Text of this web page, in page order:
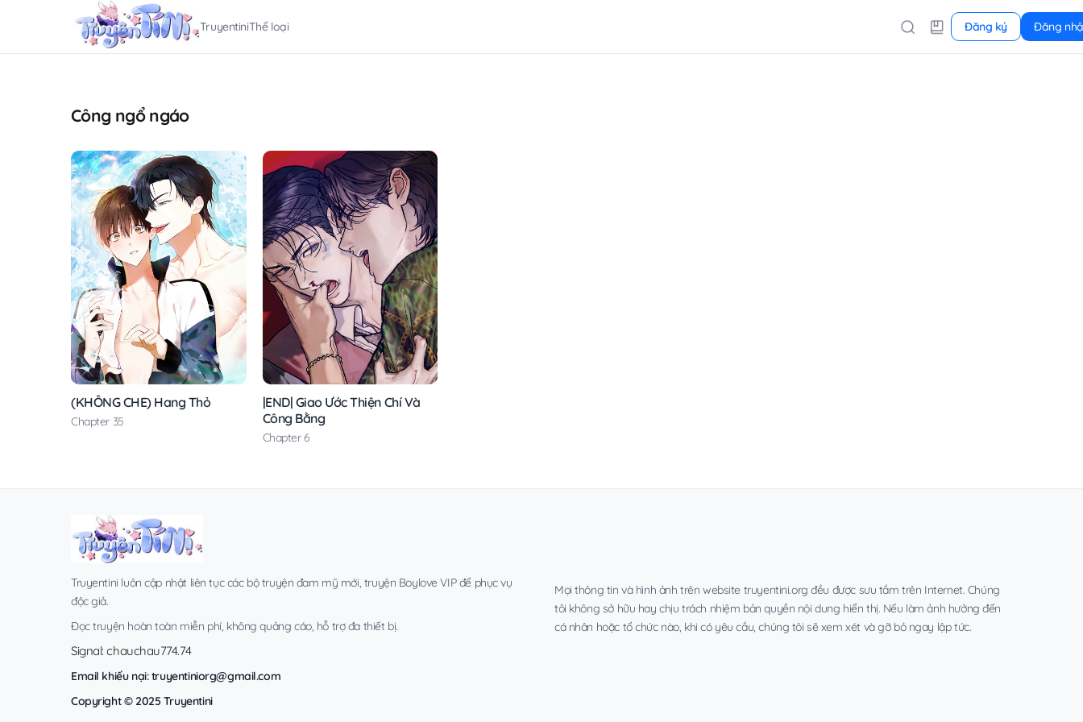
TruyentiniThể loại Đăng ký Đăng
Công ngổ ngáo
(KHÔNG CHE) Hang Thỏ
Chapter 35
|END| Giao Ước Thiện Chí Và
Công Bằng
Chapter 6
Truyentini luôn cập nhật liên tục các bộ truyện đam mỹ mới, truyện Boylove VIP để phục vụ
độc giả.
Đọc truyện hoàn toàn miễn phí, không quảng cáo, hỗ trợ đa thiết bị.
Signal: chauchau774.74
Email khiếu nại:truyentiniorg@gmail.com
Copyright © 2025 Truyentini
Mọi thông tin và hình ảnh trên website truyentini.org đều được sưu tầm trên Internet. Chúng
tôi không sở hữu hay chịu trách nhiệm bản quyền nội dung hiển thị. Nếu làm ảnh hưởng đến
cá nhân hoặc tổ chức nào, khi có yêu cầu, chúng tôi sẽ xem xét và gỡ bỏ ngay lập tức.